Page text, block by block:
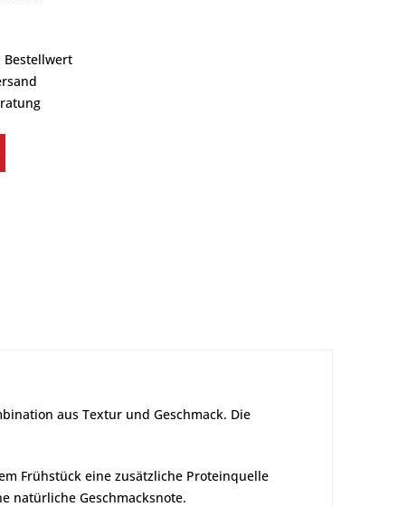
Bestellwert
aus Textur und Geschmack. Die
Frühstück eine zusätzliche Proteinquelle
natürliche Geschmacksnote.